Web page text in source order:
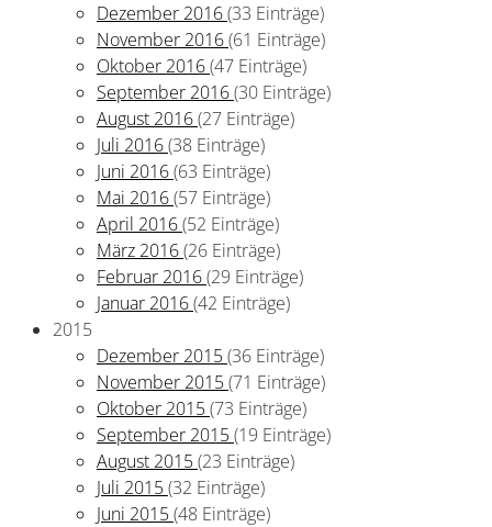
Dezember 2016(33 Einträge)
November 2016(61 Einträge)
Oktober 2016(47 Einträge)
September 2016(30 Einträge)
August 2016(27 Einträge)
Juli 2016(38 Einträge)
Juni 2016(63 Einträge)
Mai 2016(57 Einträge)
April 2016(52 Einträge)
März 2016(26 Einträge)
Februar 2016(29 Einträge)
Januar 2016(42 Einträge)
2015
Dezember 2015(36 Einträge)
November 2015(71 Einträge)
Oktober 2015(73 Einträge)
September 2015(19 Einträge)
August 2015(23 Einträge)
Juli 2015(32 Einträge)
Juni 2015(48 Einträge)